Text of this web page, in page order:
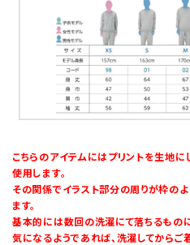
こちらのアイテムにはプリントを生地
使用します。
その関係でイラスト部分の周りが枠の
ます。
基本的には数回の洗濯にて落ちるものに
気になるようであれば、洗濯してからご